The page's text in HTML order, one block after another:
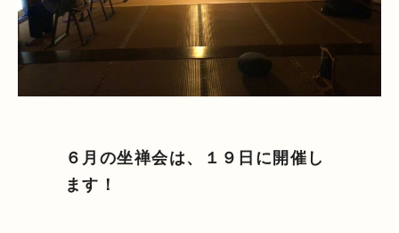
６月の坐禅会は、１９日に開催し
ます！